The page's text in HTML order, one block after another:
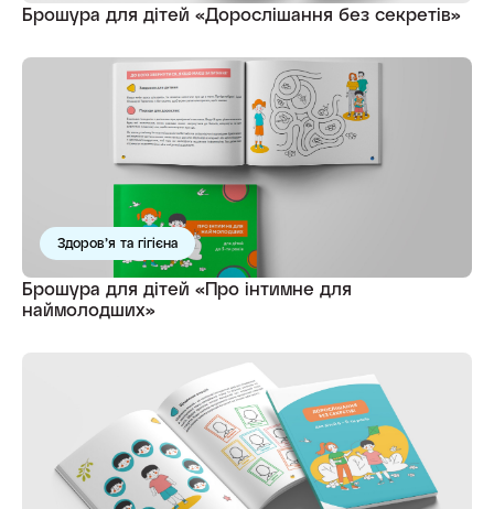
Брошура для дітей «Дорослішання без секретів»
Здоров’я та гігієна
Брошура для дітей «Про інтимне для
наймолодших»